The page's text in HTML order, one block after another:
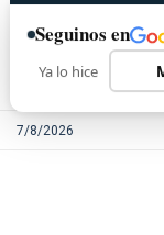
7/8/2026
Seguinos en
Ya lo hice